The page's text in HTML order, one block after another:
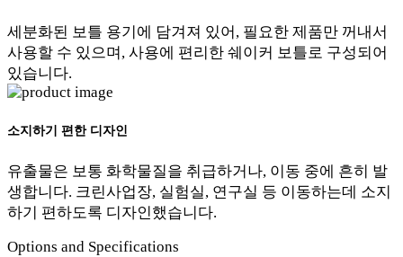
세분화된 보틀 용기에 담겨져 있어, 필요한 제품만 꺼내서
사용할 수 있으며, 사용에 편리한 쉐이커 보틀로 구성되어
있습니다.
소지하기 편한 디자인
유출물은 보통 화학물질을 취급하거나, 이동 중에 흔히 발
생합니다. 크린사업장, 실험실, 연구실 등 이동하는데 소지
하기 편하도록 디자인했습니다.
Options and Specifications